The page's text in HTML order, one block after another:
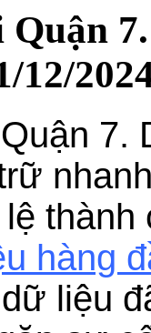
12/
7.
hàng
liệu